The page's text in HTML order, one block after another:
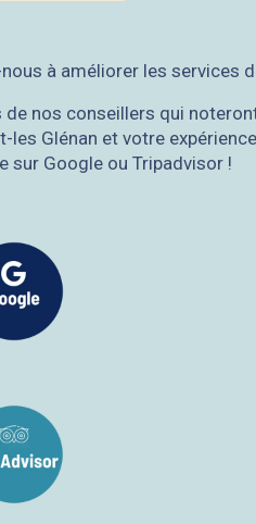
à améliorer les services
de nos conseillers qui
Glénan et votre
sur Google ou Tripadvisor !